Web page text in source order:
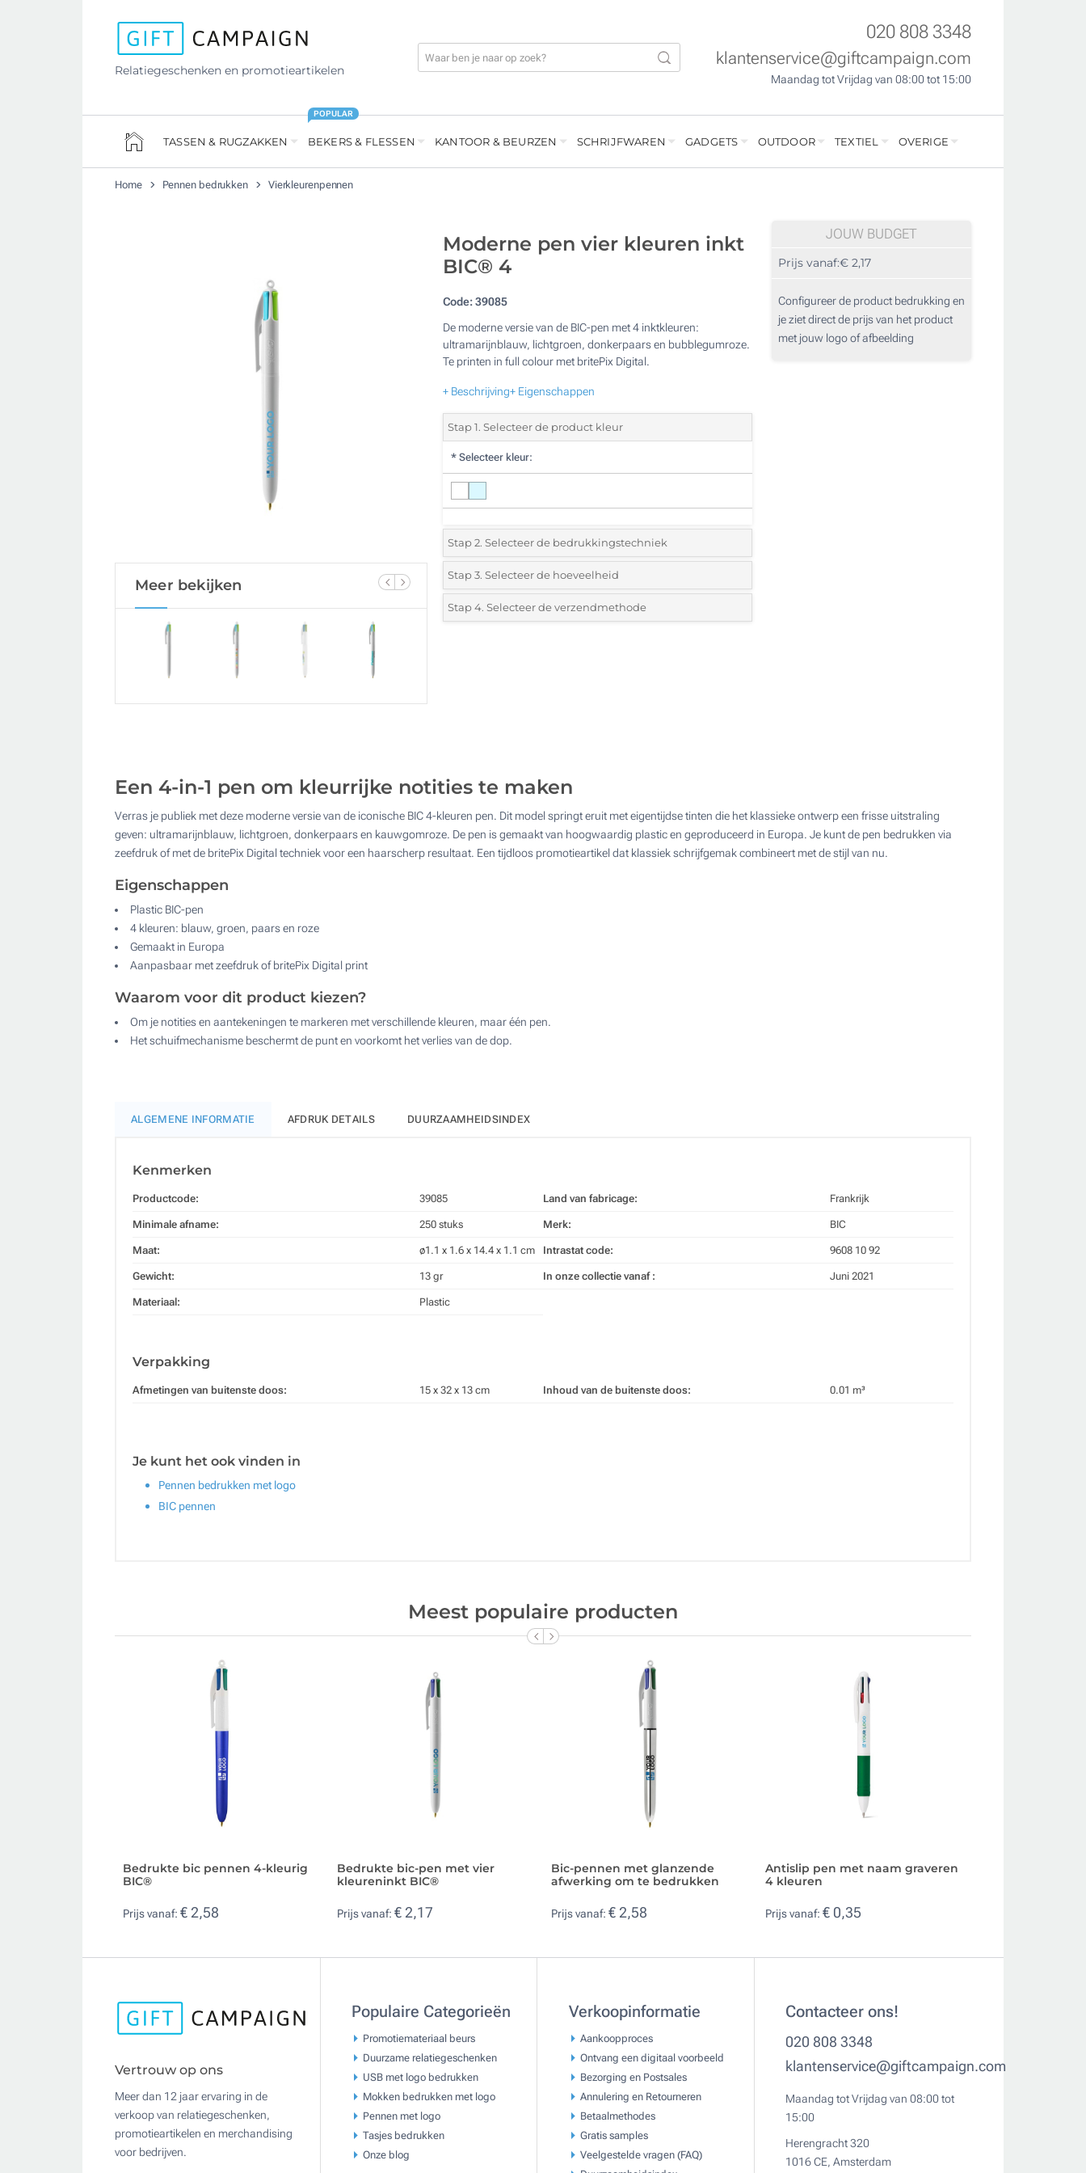
Relatiegeschenken en promotieartikelen
020 808 3348
klantenservice@giftcampaign.com
Maandag tot Vrijdag van 08:00 tot 15:00
TASSEN & RUGZAKKEN BEKERS & FLESSEN
POPULAR
KANTOOR & BEURZEN SCHRIJFWAREN GADGETS OUTDOOR TEXTIEL OVERIGE
Home Pennen bedrukken Vierkleurenpennen
Meer bekijken
Moderne pen vier kleuren inkt
BIC® 4
Code:39085
De moderne versie van de BIC-pen met 4 inktkleuren:
ultramarijnblauw, lichtgroen, donkerpaars en bubblegumroze.
Te printen in full colour met britePix Digital.
+ Beschrijving+ Eigenschappen
Stap 1. Selecteer de product kleur
* Selecteer kleur:
Stap 2. Selecteer de bedrukkingstechniek
*Selecteer de bedrukking en kleuren van het logo:
1 Kleur (Enkelzijdig)
Stap 3. Selecteer de hoeveelheid
*Selecteer uit de lijst of voeg het gewenste aantal in
Kies jouw aantal : Update
Stap 4. Selecteer de verzendmethode
JOUW BUDGET
Prijs vanaf:€ 2,17
Configureer de product bedrukking en
je ziet direct de prijs van het product
met jouw logo of afbeelding
Een 4-in-1 pen om kleurrijke notities te maken
Verras je publiek met deze moderne versie van de iconische BIC 4-kleuren pen. Dit model springt eruit met eigentijdse tinten die het klassieke ontwerp een frisse uitstraling
geven: ultramarijnblauw, lichtgroen, donkerpaars en kauwgomroze. De pen is gemaakt van hoogwaardig plastic en geproduceerd in Europa. Je kunt de pen bedrukken via
zeefdruk of met de britePix Digital techniek voor een haarscherp resultaat. Een tijdloos promotieartikel dat klassiek schrijfgemak combineert met de stijl van nu.
Eigenschappen
Plastic BIC-pen
4 kleuren: blauw, groen, paars en roze
Gemaakt in Europa
Aanpasbaar met zeefdruk of britePix Digital print
Waarom voor dit product kiezen?
Om je notities en aantekeningen te markeren met verschillende kleuren, maar één pen.
Het schuifmechanisme beschermt de punt en voorkomt het verlies van de dop.
ALGEMENE INFORMATIE AFDRUK DETAILS DUURZAAMHEIDSINDEX
Kenmerken
Productcode: 39085
Minimale afname: 250 stuks
Maat: ø1.1 x 1.6 x 14.4 x 1.1 cm
Gewicht: 13 gr
Materiaal: Plastic
Land van fabricage: Frankrijk
Merk: BIC
Intrastat code: 9608 10 92
In onze collectie vanaf : Juni 2021
Verpakking
Afmetingen van buitenste doos: 15 x 32 x 13 cm Inhoud van de buitenste doos: 0.01 m³
Je kunt het ook vinden in
Pennen bedrukken met logo
BIC pennen
Meest populaire producten
Bedrukte bic pennen 4-kleurig
BIC®
Prijs vanaf: € 2,58
Bedrukte bic-pen met vier
kleureninkt BIC®
Prijs vanaf: € 2,17
Bic-pennen met glanzende
afwerking om te bedrukken
Prijs vanaf: € 2,58
Antislip pen met naam graveren
4 kleuren
Prijs vanaf: € 0,35
Vertrouw op ons
Meer dan 12 jaar ervaring in de
verkoop van relatiegeschenken,
promotieartikelen en merchandising
voor bedrijven.
Populaire Categorieën
Promotiemateriaal beurs
Duurzame relatiegeschenken
USB met logo bedrukken
Mokken bedrukken met logo
Pennen met logo
Tasjes bedrukken
Onze blog
Verkoopinformatie
Aankoopproces
Ontvang een digitaal voorbeeld
Bezorging en Postsales
Annulering en Retourneren
Betaalmethodes
Gratis samples
Veelgestelde vragen (FAQ)
Contacteer ons!
020 808 3348
klantenservice@giftcampaign.com
Maandag tot Vrijdag van 08:00 tot
15:00
Herengracht 320
1016 CE, Amsterdam